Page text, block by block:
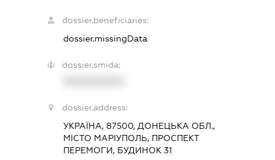
dossier.beneficiaries:
dossier.missingData
dossier.smida:
dossier.address:
УКРАЇНА, 87500, ДОНЕЦЬКА ОБЛ.,
МІСТО МАРІУПОЛЬ, ПРОСПЕКТ
ПЕРЕМОГИ, БУДИНОК 31